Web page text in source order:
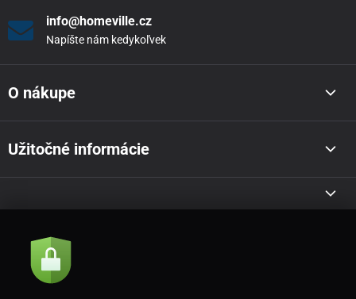
info@homeville.cz
Napíšte nám kedykoľvek
O nákupe
Užitočné informácie
Akcie a novinky e-mailom